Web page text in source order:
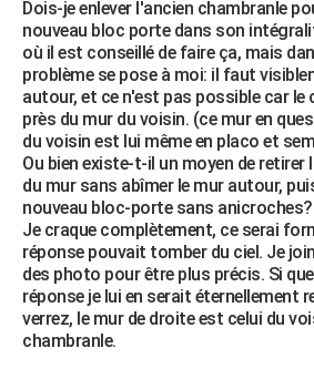
S'inscrire
Se connecter
Lycées
Collèges
Primaires
Universités
Entreprises
Service militaire
Avis de recherche
AVIS DE DÉCÈS
FORUM
Bricolage
Lifestyle
Culture
Sport
Auto
Television
Voyage
Cinema
Dois-je enlever l'ancien chambranle
nouveau bloc porte dans son
où il est conseillé de faire ça, mais
problème se pose à moi: il faut
autour, et ce n'est pas possible car
près du mur du voisin. (ce mur en
du voisin est lui même en placo et
Ou bien existe-t-il un moyen de retirer
du mur sans abîmer le mur autour,
nouveau bloc-porte sans anicroches?
Je craque complètement, ce serai
réponse pouvait tomber du ciel. Je
des photo pour être plus précis. Si
réponse je lui en serait éternellement
verrez, le mur de droite est celui du
chambranle.